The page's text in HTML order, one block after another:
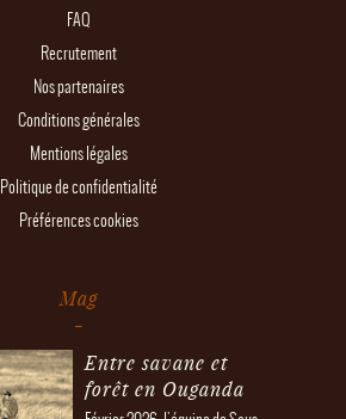
FAQ
Recrutement
Nos partenaires
Conditions générales
Mentions légales
Politique de confidentialité
Préférences cookies
Mag
Entre savane et
forêt en Ouganda